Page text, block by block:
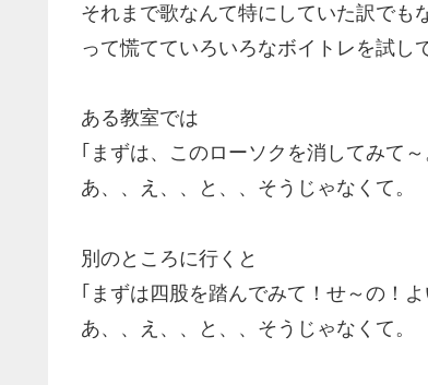
それまで歌なんて特にしていた訳でも
って慌てていろいろなボイトレを試し
ある教室では
｢まずは、このローソクを消してみて～
あ、、え、、と、、そうじゃなくて。
別のところに行くと
｢まずは四股を踏んでみて！せ～の！
あ、、え、、と、、そうじゃなくて。